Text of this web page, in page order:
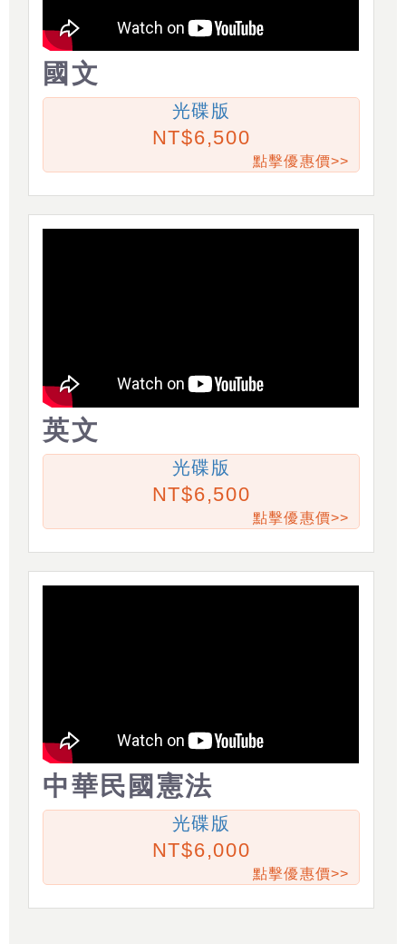
國文
光碟版
6,500
點擊優惠價>>
英文
光碟版
6,500
點擊優惠價>>
中華民國憲法
光碟版
6,000
點擊優惠價>>